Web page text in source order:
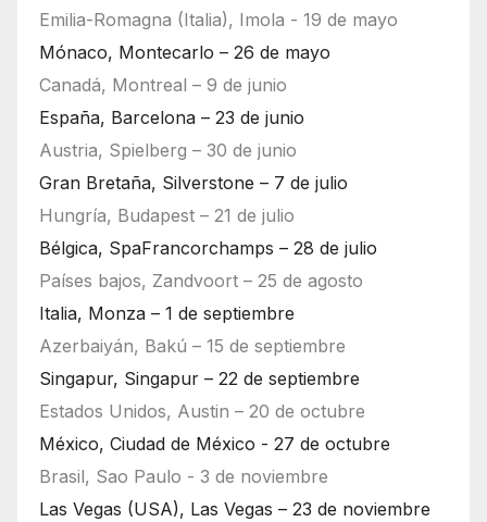
Emilia-Romagna (Italia), Imola - 19 de mayo
Mónaco, Montecarlo – 26 de mayo
Canadá, Montreal – 9 de junio
España, Barcelona – 23 de junio
Austria, Spielberg – 30 de junio
Gran Bretaña, Silverstone – 7 de julio
Hungría, Budapest – 21 de julio
Bélgica, SpaFrancorchamps – 28 de julio
Países bajos, Zandvoort – 25 de agosto
Italia, Monza – 1 de septiembre
Azerbaiyán, Bakú – 15 de septiembre
Singapur, Singapur – 22 de septiembre
Estados Unidos, Austin – 20 de octubre
México, Ciudad de México - 27 de octubre
Brasil, Sao Paulo - 3 de noviembre
Las Vegas (USA), Las Vegas – 23 de noviembre